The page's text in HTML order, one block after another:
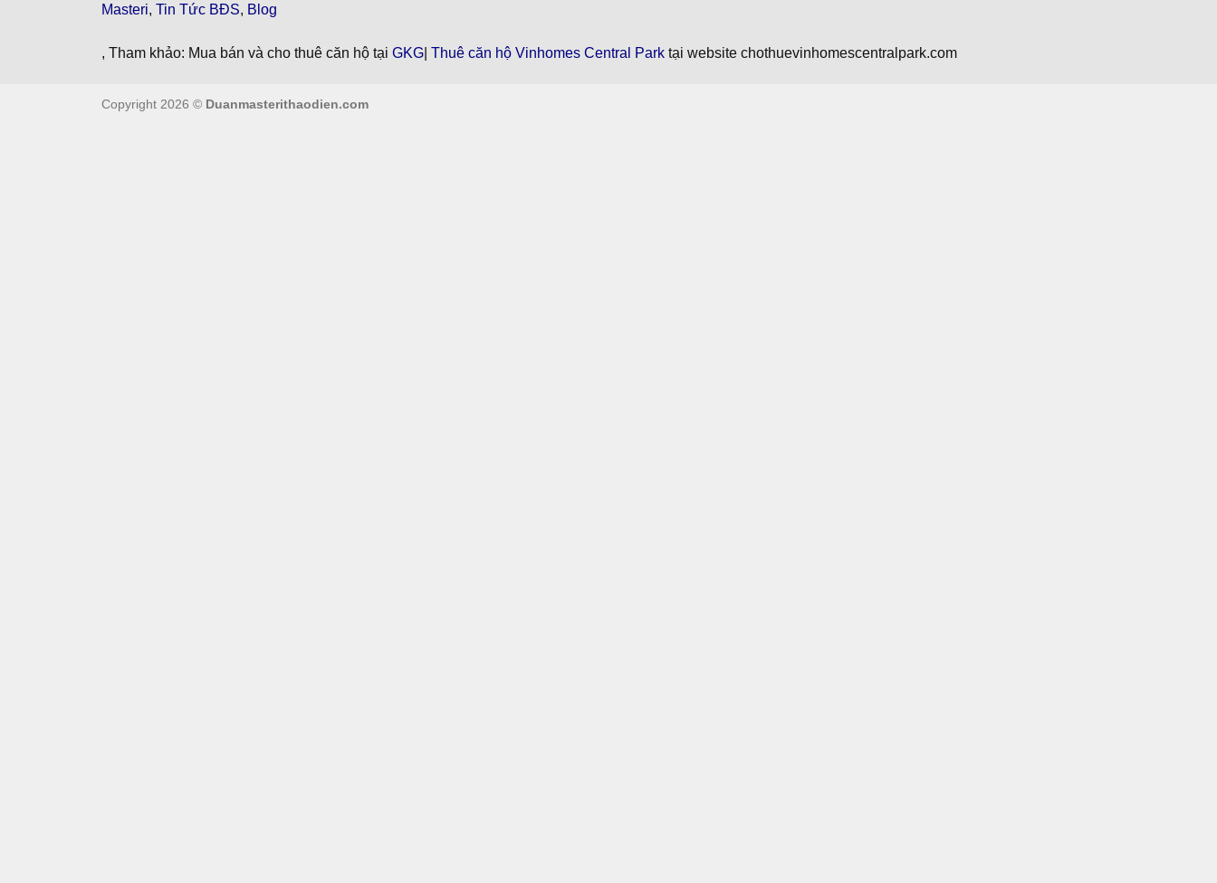
Masteri, Tin Tức BĐS, Blog
, Tham khảo: Mua bán và cho thuê căn hộ tại GKG Thuê căn hộ Vinhomes Central Park tại website chothuevinhomescentralpark.com
Copyright 2026 © Duanmasterithaodien.com